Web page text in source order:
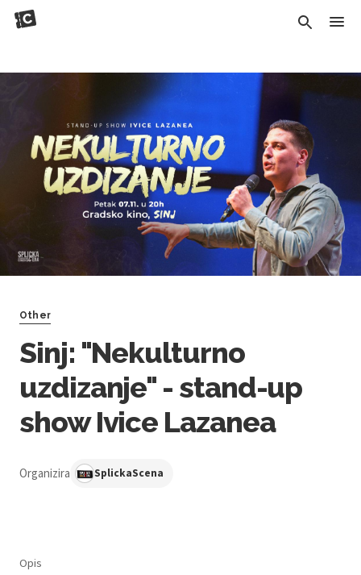
Other
Sinj: "Nekulturno
uzdizanje" - stand-up
show Ivice Lazanea
Organizira SplickaScena
Opis